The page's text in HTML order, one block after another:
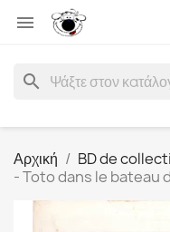

search
Αρχική BD de
- Toto dans le bateau